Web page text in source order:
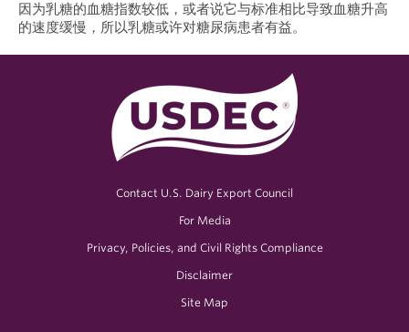
因为乳糖的血糖指数较低，或者说它与标准相比导致血糖升高
的速度缓慢，所以乳糖或许对糖尿病患者有益。
Contact U.S. Dairy Export Council
For Media
Privacy, Policies, and Civil Rights Compliance
Disclaimer
Site Map